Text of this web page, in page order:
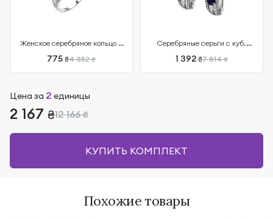
Женское серебряное кольцо с
куб. циркониями
775 ₴4 352₴
Серебряные серьги с куб.
циркониями
1 392 ₴7 814₴
Цена за 2 единицы
2 167 ₴12 166₴
КУПИТЬ КОМПЛЕКТ
Похожие товары